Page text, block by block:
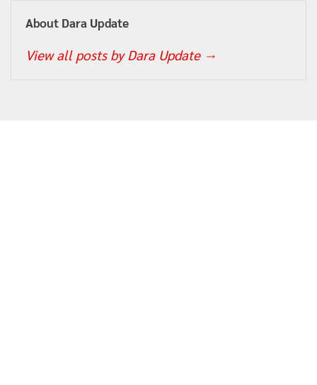
About Dara Update
View all posts by Dara Update →